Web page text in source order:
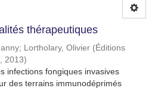
thérapeutiques
; Lortholary, Olivier (Éditions
, 2013)
infections fongiques invasives
des terrains immunodéprimés